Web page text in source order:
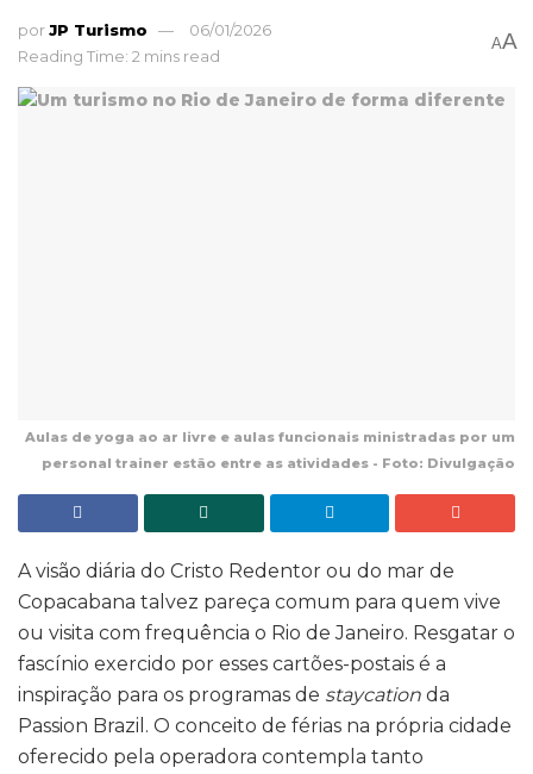
porJP Turismo
06/01/2026
Reading Time: 2 mins read
AA
Aulas de yoga ao ar livre e aulas funcionais ministradas por um
personal trainer estão entre as atividades - Foto: Divulgação
A visão diária do Cristo Redentor ou do mar de
Copacabana talvez pareça comum para quem vive
ou visita com frequência o Rio de Janeiro. Resgatar o
fascínio exercido por esses cartões-postais é a
inspiração para os programas de staycation da
Passion Brazil. O conceito de férias na própria cidade
oferecido pela operadora contempla tanto